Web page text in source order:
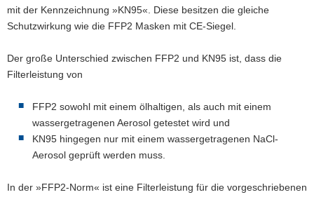
mit der Kennzeichnung »KN95«. Diese besitzen die gleiche
Schutzwirkung wie die FFP2 Masken mit CE-Siegel.
Der große Unterschied zwischen FFP2 und KN95 ist, dass die
Filterleistung von
FFP2 sowohl mit einem ölhaltigen, als auch mit einem
wassergetragenen Aerosol getestet wird und
KN95 hingegen nur mit einem wassergetragenen NaCl-
Aerosol geprüft werden muss.
In der »FFP2-Norm« ist eine Filterleistung für die vorgeschriebenen